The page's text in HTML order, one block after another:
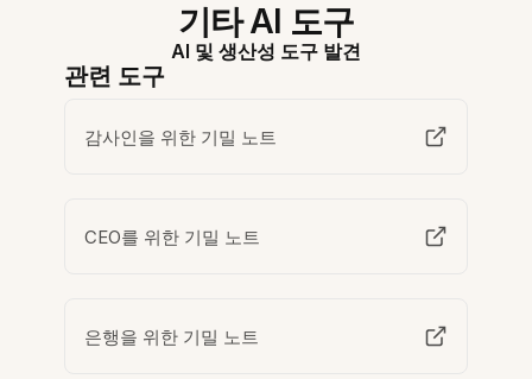
기타 AI 도구
AI 및 생산성 도구 발견
관련 도구
감사인을 위한 기밀 노트
CEO를 위한 기밀 노트
은행을 위한 기밀 노트